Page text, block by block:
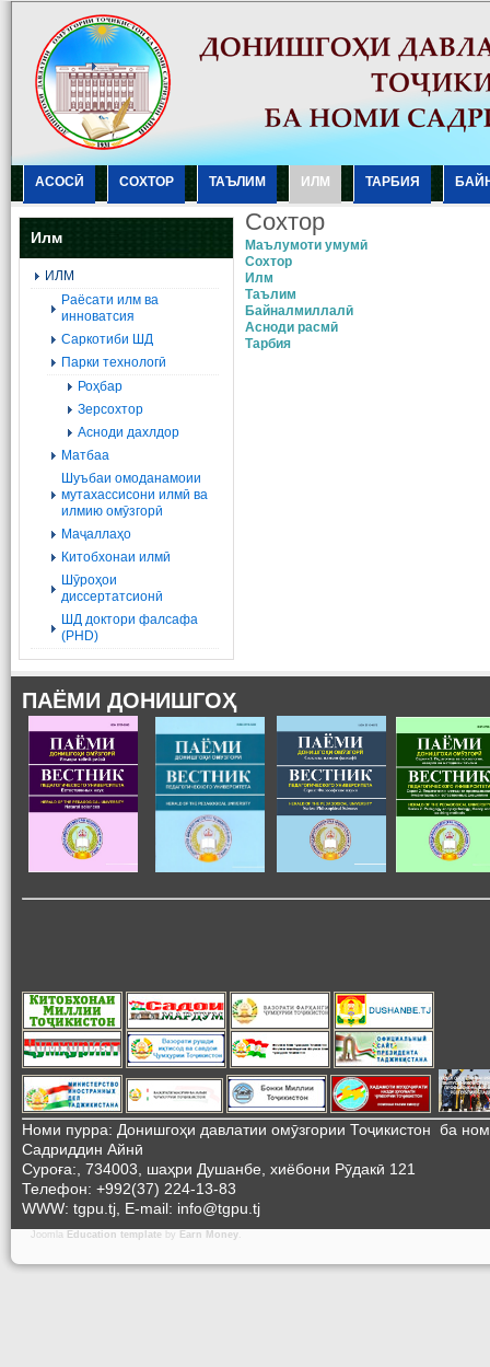
АСОСӢ СОХТОР ТАЪЛИМ ИЛМ ТАРБИЯ
Илм
ИЛМ
Раёсати илм ва
инноватсия
Саркотиби ШД
Парки технологӣ
Роҳбар
Зерсохтор
Асноди дахлдор
Матбаа
Шуъбаи омоданамоии
мутахассисони илмӣ ва
илмию омӯзгорӣ
Маҷаллаҳо
Китобхонаи илмӣ
Шӯроҳои
диссертатсионӣ
ШД доктори фалсафа
(PHD)
Сохтор
Маълумоти умумӣ
Сохтор
Илм
Таълим
Байналмиллалӣ
Асноди расмӣ
Тарбия
ПАЁМИ ДОНИШГОҲ
Номи пурра: Донишгоҳи давлатии омӯзгории Тоҷикистон ба
Садриддин Айнӣ
Суроға:, 734003, шаҳри Душанбе, хиёбони Рӯдакӣ 121
Телефон: +992(37) 224-13-83
WWW: tgpu.tj, E-mail: info@tgpu.tj
Joomla Education template by Earn Money